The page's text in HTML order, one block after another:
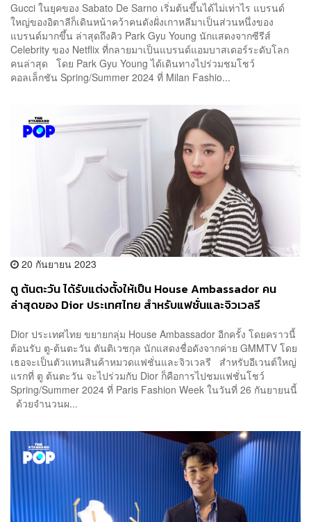
Gucci ในยุคของ Sabato De Sarno เริ่มต้นขึ้นได้ไม่เท่าไร แบรนด์
ใหญ่ของอิตาลีก็เดินหน้าคว้าคนดังฝั่งเกาหลีมาเป็นส่วนหนึ่งของ
แบรนด์มากขึ้น ล่าสุดถึงคิว Park Gyu Young นักแสดงจากซีรีส์
Celebrity ของ Netflix ที่กลายมาเป็นแบรนด์แอมบาสเดอร์ระดับโลก
คนล่าสุด โดย Park Gyu Young ได้เดินทางไปร่วมชมโชว์
คอลเล็กชัน Spring/Summer 2024 ที่ Milan Fashio...
20 กันยายน 2023
ตู ต้นตะวัน ได้รับแต่งตั้งให้เป็น House Ambassador คน
ล่าสุดของ Dior ประเทศไทย สำหรับแฟชั่นและจิวเวลรี
Dior ประเทศไทย ขยายกลุ่ม House Ambassador อีกครั้ง โดยคราวนี้
ต้อนรับ ตู-ต้นตะวัน ตันติเวชกุล นักแสดงชื่อดังจากค่าย GMMTV โดย
เธอจะเป็นตัวแทนสินค้าหมวดแฟชั่นและจิวเวลรี สำหรับอีเวนต์ใหญ่
แรกที่ ตู ต้นตะวัน จะไปร่วมกับ Dior ก็คือการไปชมแฟชั่นโชว์
Spring/Summer 2024 ที่ Paris Fashion Week ในวันที่ 26 กันยายนนี้
ด้วยจำนวนผ...